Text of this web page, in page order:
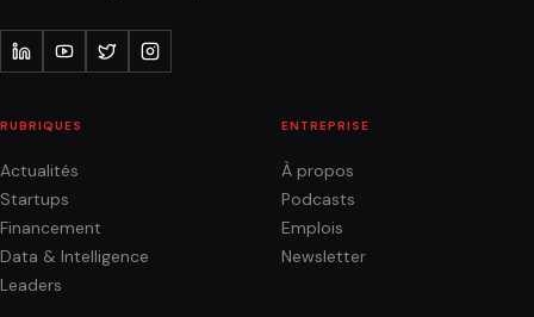
RUBRIQUES
Actualités
Startups
Financement
Data & Intelligence
Leaders
ENTREPRISE
À propos
Podcasts
Emplois
Newsletter